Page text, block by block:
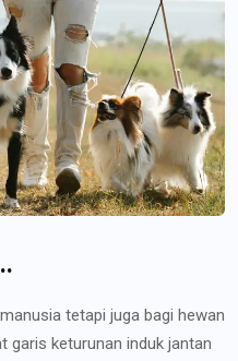
tetapi juga bagi hewan
garis keturunan induk jantan